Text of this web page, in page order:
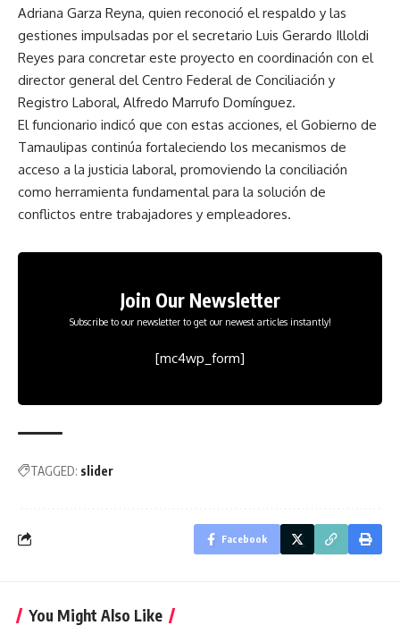
Adriana Garza Reyna, quien reconoció el respaldo y las
gestiones impulsadas por el secretario Luis Gerardo Illoldi
Reyes para concretar este proyecto en coordinación con el
director general del Centro Federal de Conciliación y
Registro Laboral, Alfredo Marrufo Domínguez.
El funcionario indicó que con estas acciones, el Gobierno de
Tamaulipas continúa fortaleciendo los mecanismos de
acceso a la justicia laboral, promoviendo la conciliación
como herramienta fundamental para la solución de
conflictos entre trabajadores y empleadores.
Join Our Newsletter
Subscribe to our newsletter to get our newest articles instantly!
[mc4wp_form]
TAGGED: slider
Facebook
You Might Also Like